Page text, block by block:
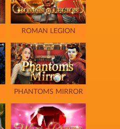
ROMAN LEGION
PHANTOMS MIRROR